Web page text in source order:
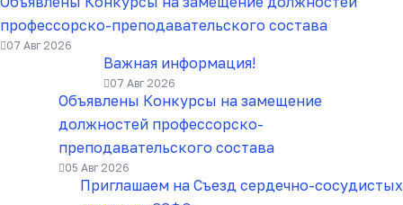
профессорско-преподавательского состава
07 Авг 2026
Важная информация!
07 Авг 2026
Объявлены Конкурсы на замещение
должностей профессорско-
преподавательского состава
05 Авг 2026
Приглашаем на Съезд сердечно-сосудистых